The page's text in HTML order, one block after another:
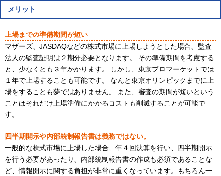
メリット
上場までの準備期間が短い
マザーズ、 JASDAQなどの株式市場に上場しようとした場合、監査
法人の監査証明は２期分必要となります。 その準備期間を考慮する
と、少なくとも３年かかります。 しかし、東京プロマーケットでは
１年で上場することも可能です。 なんと東京オリンピックまでに上
場をすることも夢ではありません。 また、審査の期間が短いという
ことはそれだけ上場準備にかかるコストも削減することが可能で
す。
四半期開示や内部統制報告書は義務ではない。
一般的な株式市場に上場した場合、年４回決算を行い、四半期開示
を行う必要があったり、内部統制報告書の作成も必須であることな
ど、情報開示に関する負担が非常に重くなっています。もちろん一